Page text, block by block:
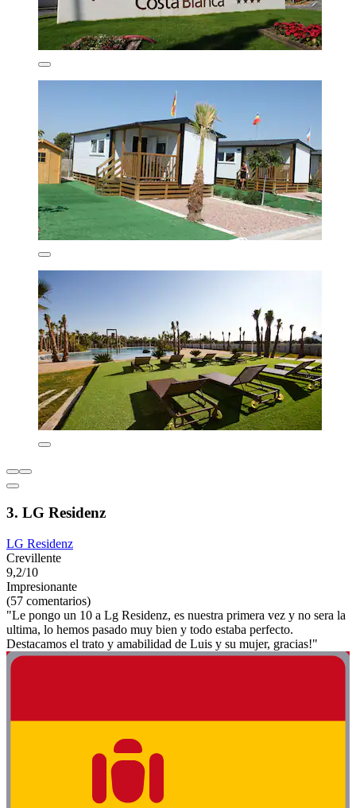
3. LG Residenz
LG Residenz
Crevillente
9,2/10
Impresionante
(57 comentarios)
"Le pongo un 10 a Lg Residenz, es nuestra primera vez y no sera la
ultima, lo hemos pasado muy bien y todo estaba perfecto.
Destacamos el trato y amabilidad de Luis y su mujer, gracias!"